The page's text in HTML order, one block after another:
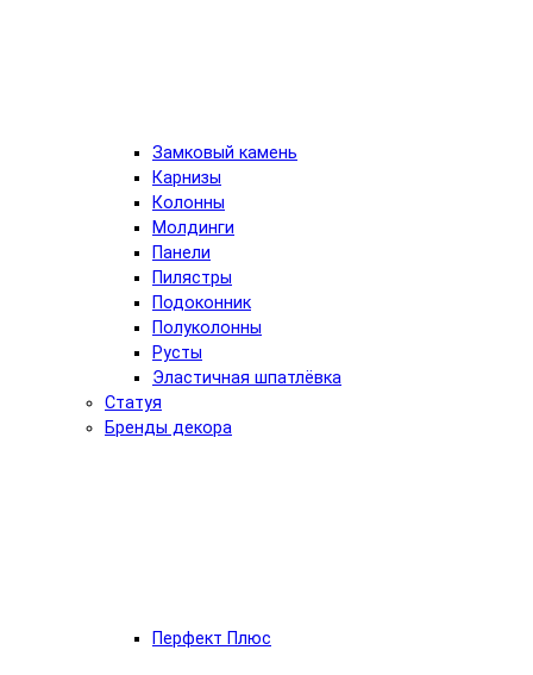
Замковый камень
Карнизы
Колонны
Молдинги
Панели
Пилястры
Подоконник
Полуколонны
Русты
Эластичная шпатлёвка
Статуя
Бренды декора
Перфект Плюс